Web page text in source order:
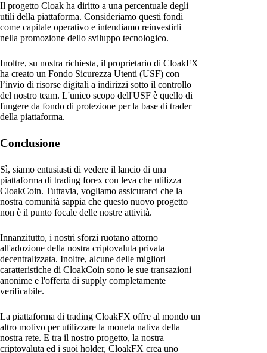
Il progetto Cloak ha diritto a una percentuale degli
utili della piattaforma. Consideriamo questi fondi
come capitale operativo e intendiamo reinvestirli
nella promozione dello sviluppo tecnologico.
Inoltre, su nostra richiesta, il proprietario di CloakFX
ha creato un Fondo Sicurezza Utenti (USF) con
l’invio di risorse digitali a indirizzi sotto il controllo
del nostro team. L'unico scopo dell'USF è quello di
fungere da fondo di protezione per la base di trader
della piattaforma.
Conclusione
Sì, siamo entusiasti di vedere il lancio di una
piattaforma di trading forex con leva che utilizza
CloakCoin. Tuttavia, vogliamo assicurarci che la
nostra comunità sappia che questo nuovo progetto
non è il punto focale delle nostre attività.
Innanzitutto, i nostri sforzi ruotano attorno
all'adozione della nostra criptovaluta privata
decentralizzata. Inoltre, alcune delle migliori
caratteristiche di CloakCoin sono le sue transazioni
anonime e l'offerta di supply completamente
verificabile.
La piattaforma di trading CloakFX offre al mondo un
altro motivo per utilizzare la moneta nativa della
nostra rete. E tra il nostro progetto, la nostra
criptovaluta ed i suoi holder, CloakFX crea uno